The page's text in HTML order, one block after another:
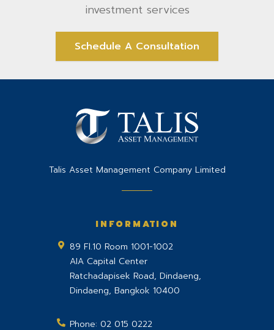
investment services
Schedule A Consultation
Talis Asset Management Company Limited
INFORMATION
89 Fl.10 Room 1001-1002
AIA Capital Center
Ratchadapisek Road, Dindaeng,
Dindaeng, Bangkok 10400
Phone: 02 015 0222